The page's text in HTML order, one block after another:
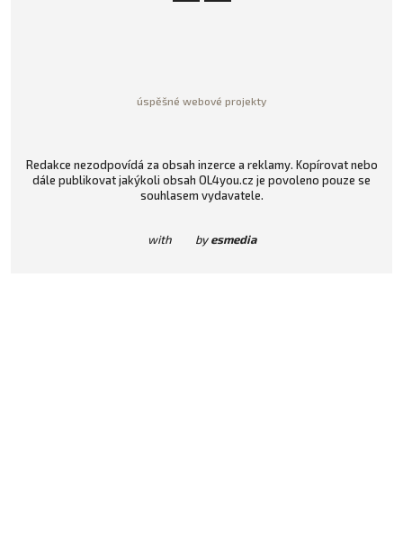
úspěšné webové projekty
Redakce nezodpovídá za obsah inzerce a reklamy. Kopírovat nebo
dále publikovat jakýkoli obsah OL4you.cz je povoleno pouze se
souhlasem vydavatele.
with byesmedia